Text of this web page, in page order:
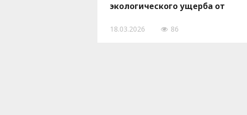
экологического ущерба от
18.03.2026 86